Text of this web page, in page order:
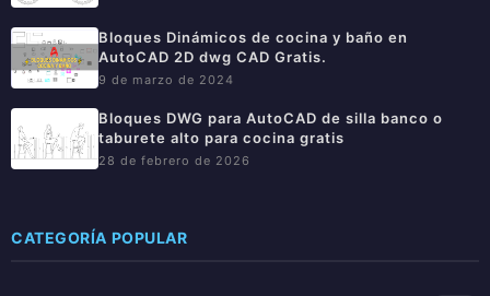
Bloques Dinámicos de cocina y baño en
AutoCAD 2D dwg CAD Gratis.
9 de marzo de 2024
Bloques DWG para AutoCAD de silla banco o
taburete alto para cocina gratis
28 de febrero de 2026
CATEGORÍA POPULAR